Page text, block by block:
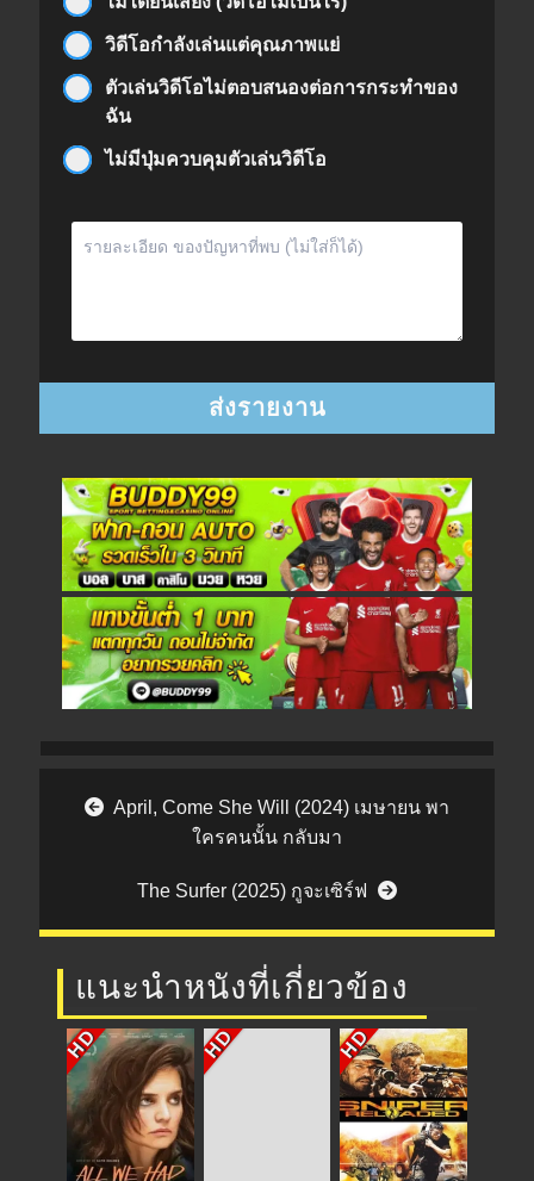
วิดีโอกำลังเล่นแต่คุณภาพแย่
ตัวเล่นวิดีโอไม่ตอบสนองต่อการกระทำของ
ฉัน
ไม่มีปุ่มควบคุมตัวเล่นวิดีโอ
Post navigation
April, Come She Will (2024) เมษายน พา
ใครคนนั้น กลับมา
The Surfer (2025) กูจะเซิร์ฟ
แนะนำหนังที่เกี่ยวข้อง
HD HD HD